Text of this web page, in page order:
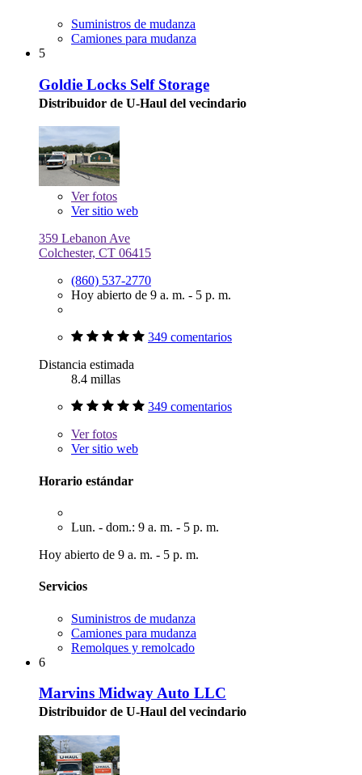
Suministros de mudanza
Camiones para mudanza
5
Goldie Locks Self Storage
Distribuidor de U-Haul del vecindario
Verfotos
Ver sitio web
359 Lebanon Ave
Colchester, CT 06415
(860) 537-2770
Hoy abierto de 9 a. m. - 5 p. m.
349 comentarios
Distancia estimada
8.4 millas
349 comentarios
Verfotos
Ver sitio web
Horario estándar
Lun. - dom.: 9 a. m. - 5 p. m.
Hoy abierto de 9 a. m. - 5 p. m.
Servicios
Suministros de mudanza
Camiones para mudanza
Remolques y remolcado
6
Marvins Midway Auto LLC
Distribuidor de U-Haul del vecindario